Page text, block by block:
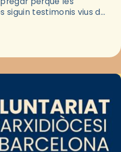
siguin testimonis vius de